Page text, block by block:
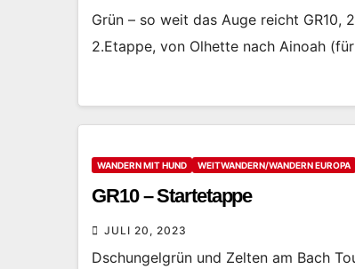
Grün – so weit das Auge reicht GR10,
2.Etappe, von Olhette nach Ainoah
WANDERN MIT HUND WEITWANDERN/WANDERN EUROPA
GR10 – Startetappe
JULI 20, 2023
Dschungelgrün und Zelten am Bach